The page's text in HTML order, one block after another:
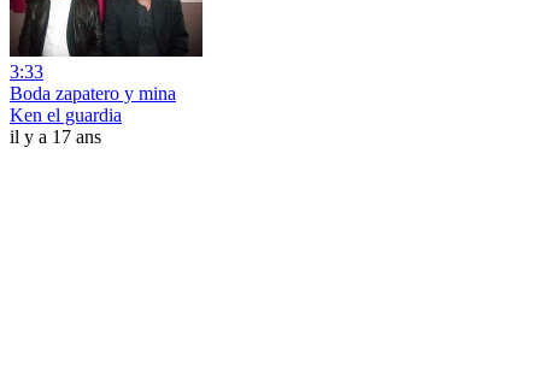
3:33
Boda zapatero y mina
Ken el guardia
il y a 17 ans